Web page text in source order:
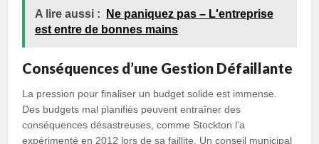
A lire aussi :
Ne paniquez pas – L'entreprise
est entre de bonnes mains
Conséquences d’une Gestion Défaillante
La pression pour finaliser un budget solide est immense.
Des budgets mal planifiés peuvent entraîner des
conséquences désastreuses, comme Stockton l’a
expérimenté en 2012 lors de sa faillite. Un conseil municipal